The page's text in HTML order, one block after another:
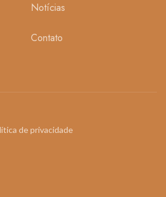
Notícias
Contato
de privacidade